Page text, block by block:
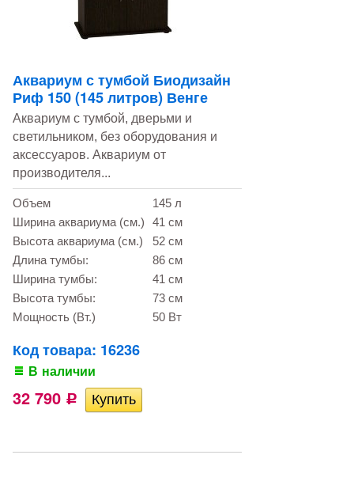
Аквариум с тумбой Биодизайн
Риф 150 (145 литров) Венге
Аквариум с тумбой, дверьми и
светильником, без оборудования и
аксессуаров. Аквариум от
производителя...
Объем
145 л
Ширина аквариума (см.)
41 см
Высота аквариума (см.)
52 см
Длина тумбы:
86 см
Ширина тумбы:
41 см
Высота тумбы:
73 см
Мощность (Вт.)
50 Вт
Код товара: 16236
В наличии
32 790 Р